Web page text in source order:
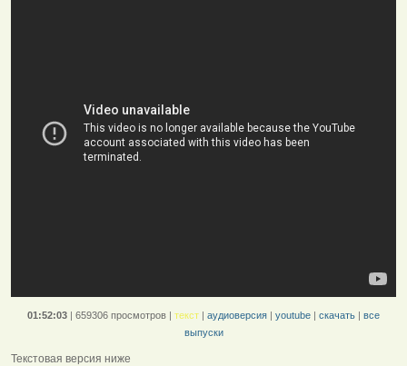
01:52:03 | 659306 просмотров | текст | аудиоверсия | youtube | скачать | все
выпуски
Текстовая версия ниже